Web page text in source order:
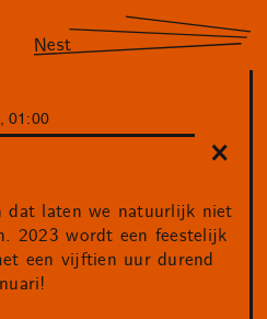
Nest
01 : 00
dat laten we natuurlijk niet
2023 wordt een feestelijk
een vijftien uur durend